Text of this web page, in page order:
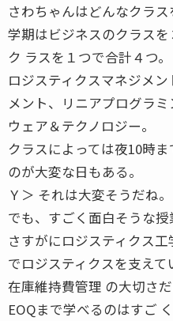
さわちゃんはどんなクラ
学期はビジネスのクラス
ク ラスを１つで合計４つ。
ロジスティクスマネジメ
メント、リニアプログラ
ウェア＆テクノロジー。
クラスによっては夜10時
のが大変な日もある。
Ｙ＞ それは大変そうだね。
でも、すごく面白そうな授
さすがにロジスティクス
でロジスティクスを支えて
在庫維持費管理 の大切さ
EOQまで学べるのはすご く